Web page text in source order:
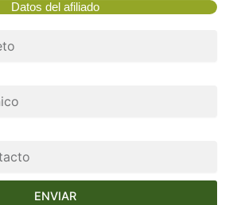
Datos del afiliado
ENVIAR